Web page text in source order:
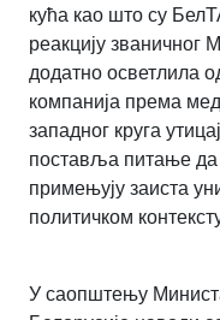
кућа као што су
реакцију званичног
додатно осветлила
компанија према
западног круга
поставља питање да
примењују заиста
политичком
У саопштењу